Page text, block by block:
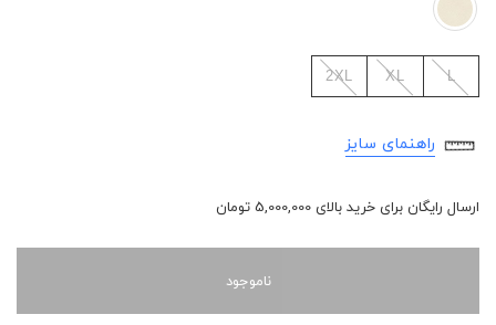
L
XL
2XL
راهنمای سایز
ارسال رایگان برای خرید بالای 5,000,000 تومان
ناموجود